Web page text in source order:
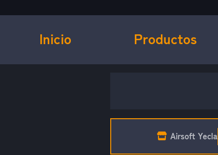
Inicio Productos
Airsoft Yecla